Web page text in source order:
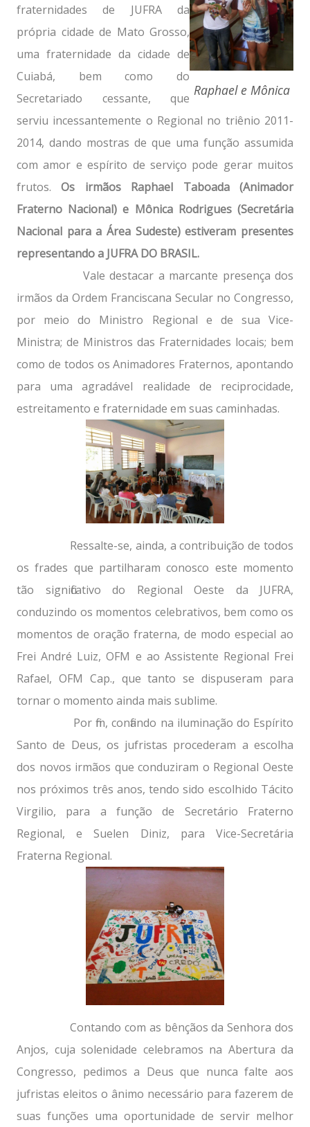
Raphael e Mônica
fraternidades de JUFRA da
própria cidade de Mato Grosso,
uma fraternidade da cidade de
Cuiabá, bem como do
Secretariado cessante, que
serviu incessantemente o Regional no triênio 2011-
2014, dando mostras de que uma função assumida
com amor e espírito de serviço pode gerar muitos
frutos.Os irmãos Raphael Taboada (Animador
Fraterno Nacional) e Mônica Rodrigues (Secretária
Nacional para a Área Sudeste) estiveram presentes
representando a JUFRA DO BRASIL.
Vale destacar a marcante presença dos
irmãos da Ordem Franciscana Secular no Congresso,
por meio do Ministro Regional e de sua Vice-
Ministra; de Ministros das Fraternidades locais; bem
como de todos os Animadores Fraternos, apontando
para uma agradável realidade de reciprocidade,
estreitamento e fraternidade em suas caminhadas.
Ressalte-se, ainda, a contribuição de todos
os frades que partilharam conosco este momento
tão significativo do Regional Oeste da JUFRA,
conduzindo os momentos celebrativos, bem como os
momentos de oração fraterna, de modo especial ao
Frei André Luiz, OFM e ao Assistente Regional Frei
Rafael, OFM Cap., que tanto se dispuseram para
tornar o momento ainda mais sublime.
Por fim, confiando na iluminação do Espírito
Santo de Deus, os jufristas procederam a escolha
dos novos irmãos que conduziram o Regional Oeste
nos próximos três anos, tendo sido escolhido Tácito
Virgilio, para a função de Secretário Fraterno
Regional, e Suelen Diniz, para Vice-Secretária
Fraterna Regional.
Contando com as bênçãos da Senhora dos
Anjos, cuja solenidade celebramos na Abertura da
Congresso, pedimos a Deus que nunca falte aos
jufristas eleitos o ânimo necessário para fazerem de
suas funções uma oportunidade de servir melhor